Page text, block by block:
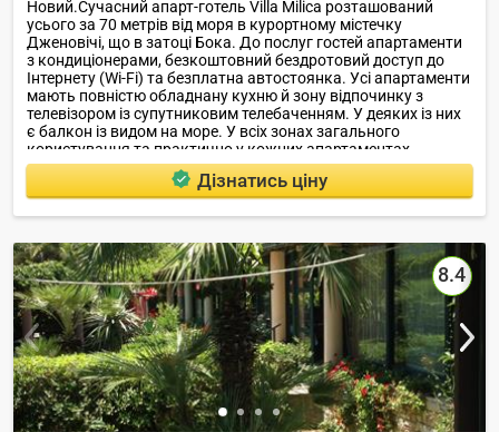
Новий.Сучасний апарт-готель Villa Milica розташований
усього за 70 метрів від моря в курортному містечку
Дженовічі, що в затоці Бока. До послуг гостей апартаменти
з кондиціонерами, безкоштовний бездротовий доступ до
Інтернету (Wi-Fi) та безплатна автостоянка. Усі апартаменти
мають повністю обладнану кухню й зону відпочинку з
телевізором із супутниковим телебаченням. У деяких із них
є балкон із видом на море. У всіх зонах загального
користування та практично у кожних апартаментах
надається бездротовий доступ до Інтернету. На даху готелю
Villa Milica є тераса площею 200 кв.
Дізнатись ціну
8.4